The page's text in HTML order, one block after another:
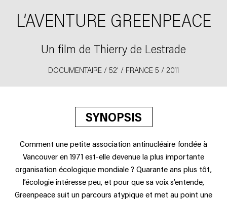
L’AVENTURE GREENPEACE
Un film de Thierry de Lestrade
DOCUMENTAIRE / 52' / FRANCE 5 / 2011
SYNOPSIS
Comment une petite association antinucléaire fondée à
Vancouver en 1971 est-elle devenue la plus importante
organisation écologique mondiale ? Quarante ans plus tôt,
l’écologie intéresse peu, et pour que sa voix s’entende,
Greenpeace suit un parcours atypique et met au point une